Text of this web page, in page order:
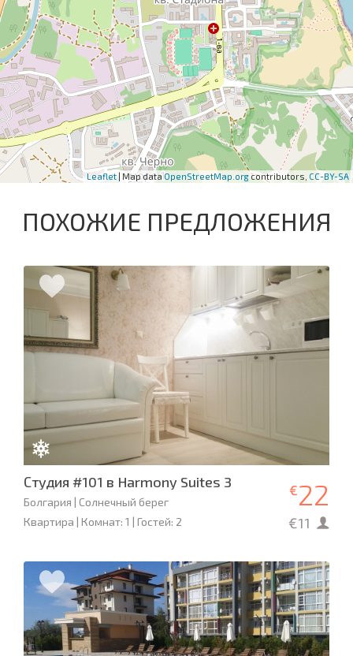
Leaflet| Map data OpenStreetMap.orgcontributors, CC-BY-SA
ПОХОЖИЕ ПРЕДЛОЖЕНИЯ
Студия #101 в Harmony Suites 3
Болгария | Солнечный берег
Квартира | Комнат: 1 | Гостей: 2
€22
€11